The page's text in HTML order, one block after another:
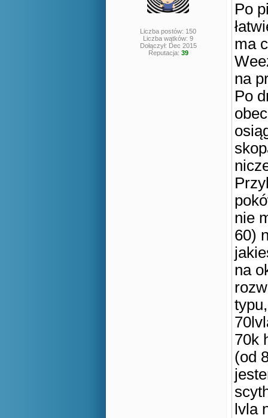
Liczba postów: 150
Liczba wątków: 9
Dołączył: Dec 2015
Reputacja: 39
Po
ma
na
Po
nie
60)
na
70k
(od
lvla